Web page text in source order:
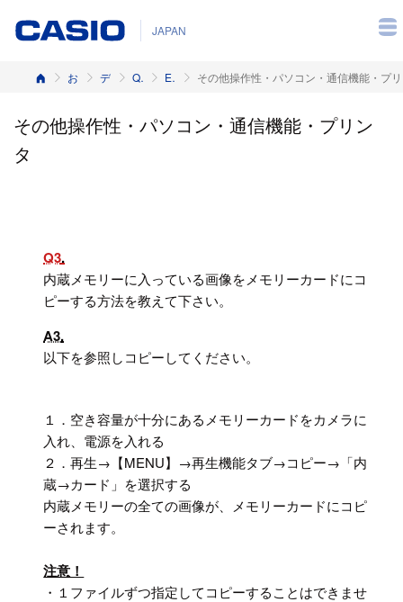
JAPAN
ホーム お客様サポート デジタルカメラ Q&A（よくある質問と答え） EX-FH100 その他操作性・パソコン・通信機能・プ
その他操作性・パソコン・通信機能・プリン
タ
Q3
内蔵メモリーに入っている画像をメモリーカードにコ
ピーする方法を教えて下さい。
A3
以下を参照しコピーしてください。
１．空き容量が十分にあるメモリーカードをカメラに
入れ、電源を入れる
２．再生→【MENU】→再生機能タブ→コピー→「内
蔵→カード」を選択する
内蔵メモリーの全ての画像が、メモリーカードにコピ
ーされます。
注意！
・１ファイルずつ指定してコピーすることはできませ